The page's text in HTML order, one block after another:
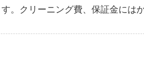
。クリーニング費、保証金には